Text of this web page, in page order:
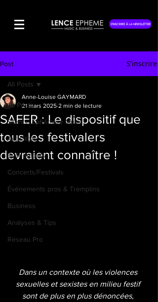
S'INSCRIRE À LA NEWSLETTER
Post S'inscrire
All Posts
Silence Éphémère Music
Actualités
Événements
Concerts/Festivals
Événements pros & Tremplins
Business
Analyses & Tips
Réseau Pro
All Posts
SAFER : Le dispositif que
tous les festivalers
devraient connaître !
Anne-Louise GAYMARD
21 mars 2025 2 min de lecture
Dans un contexte où les violences
sexuelles et sexistes en milieu festif
sont de plus en plus dénoncées,